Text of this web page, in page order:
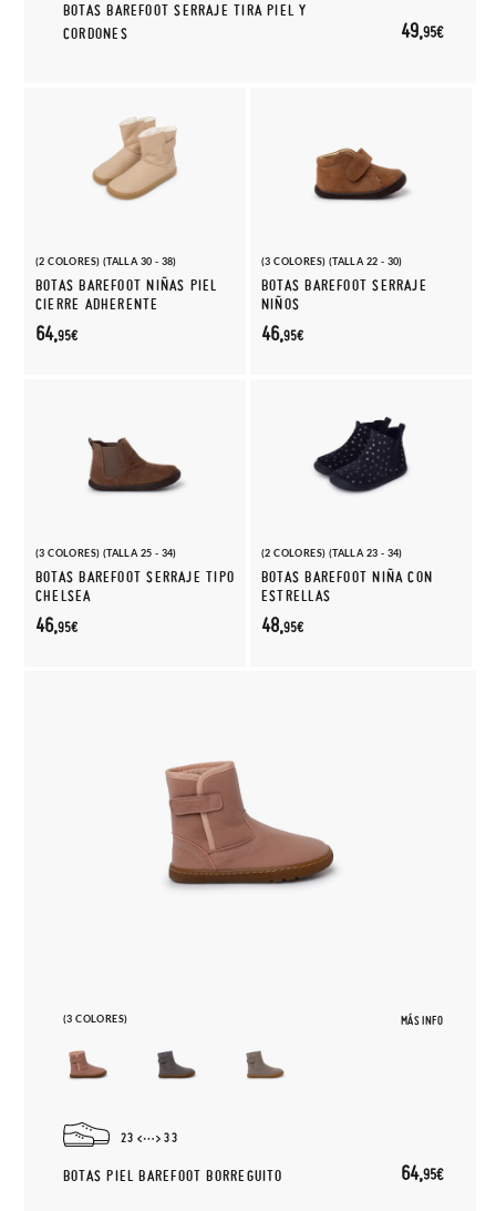
BOTAS BAREFOOT SERRAJE TIRA PIEL Y
CORDONES
49,95€
(2 COLORES) (TALLA 30 - 38)
BOTAS BAREFOOT NIÑAS PIEL
CIERRE ADHERENTE
64,95€
(3 COLORES) (TALLA 22 - 30)
BOTAS BAREFOOT SERRAJE
NIÑOS
46,95€
(3 COLORES) (TALLA 25 - 34)
BOTAS BAREFOOT SERRAJE TIPO
CHELSEA
46,95€
(2 COLORES) (TALLA 23 - 34)
BOTAS BAREFOOT NIÑA CON
ESTRELLAS
48,95€
(3 COLORES) MÁS INFO
23 33
BOTAS PIEL BAREFOOT BORREGUITO 64,95€